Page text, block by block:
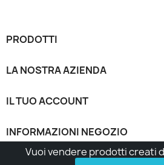
Vuoi vendere prodotti creati
PRODOTTI
LA NOSTRA AZIENDA
IL TUO ACCOUNT
INFORMAZIONI NEGOZIO
© 2026 - Made with Love by Tatta